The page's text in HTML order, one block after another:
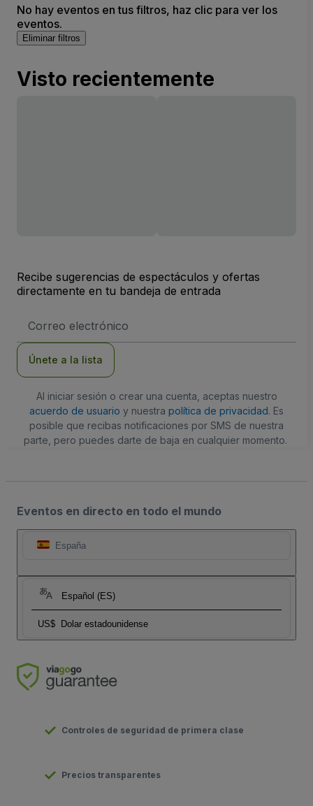
No hay eventos en tus filtros, haz clic para ver los
eventos.
Eliminar filtros
Visto recientemente
Recibe sugerencias de espectáculos y ofertas
directamente en tu bandeja de entrada
de
Únete a la lista
Al iniciar sesión o crear una cuenta, aceptas nuestro
acuerdo de usuario y nuestra política de privacidad. Es
posible que recibas notificaciones por SMS de nuestra
parte, pero puedes darte de baja en cualquier momento.
Eventos en directo en todo el mundo
España
Español (ES)
US$ Dolar estadounidense
Controles de seguridad de primera clase
Precios transparentes